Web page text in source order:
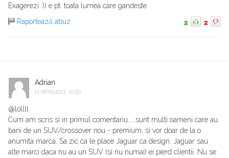
Exagerezi :)) e pt. toata lumea care gandeste.
Raportează abuz
2 2
Adrian
la 08.09.2013, 10:50
@lollll
Cum am scris si in primul comentariu.....sunt multi oameni care au
bani de un SUV/crossover nou - premium, si vor doar de la o
anumita marca. Sa zic ca le place Jaguar ca design. Jaguar sau
alte marci daca nu au un SUV (si nu numai) ei pierd clientii. Nu se